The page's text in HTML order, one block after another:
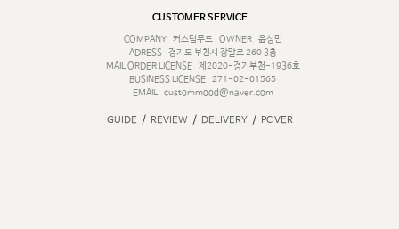
CUSTOMER SERVICE
COMPANY
커스텀무드 OWNER
윤성민
ADRESS
경기도 부천시 장말로 260 3층
MAIL ORDER LICENSE
제2020-경기부천-1936호
BUSINESS LICENSE 271-02-01565
EMAIL
custommood@naver.com
GUIDE / REVIEW / DELIVERY / PC VER